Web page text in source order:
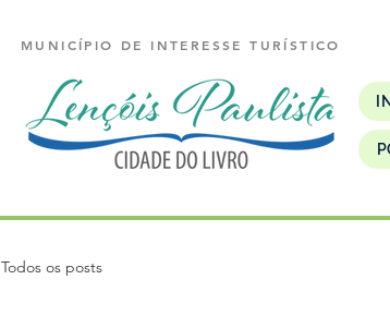
MUNICÍPIO DE INTERESSE TURÍSTICO
Todos os posts